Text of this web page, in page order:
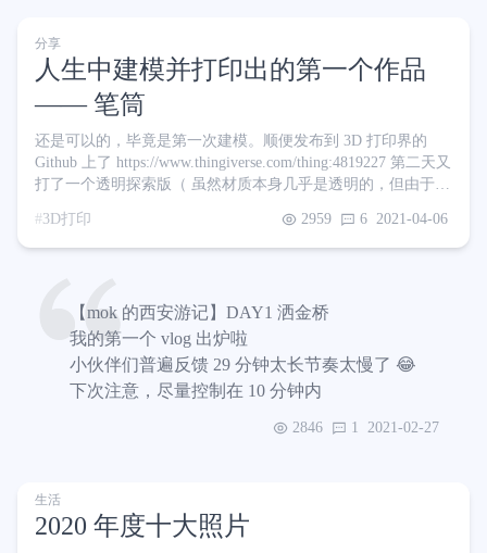
分享
人生中建模并打印出的第一个作品
—— 笔筒
还是可以的，毕竟是第一次建模。顺便发布到 3D 打印界的
Github 上了 https://www.thingiverse.com/thing:4819227 第二天又
打了一个透明探索版（ 虽然材质本身几乎是透明的，但由于打
珠、绸缎的质感，针不戳
3D打印 2959 6 2021-04-06
【mok 的西安游记】DAY1 洒金桥
我的第一个 vlog 出炉啦
小伙伴们普遍反馈 29 分钟太长节奏太慢了 😂
下次注意，尽量控制在 10 分钟内
2846 1 2021-02-27
生活
2020 年度十大照片